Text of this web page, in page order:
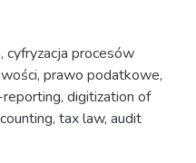
, cyfryzacja procesów
, prawo podatkowe,
, digitization of
, tax law, audit